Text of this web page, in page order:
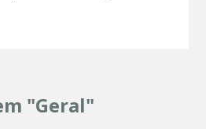
"Geral"